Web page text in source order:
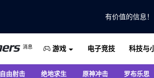
有价值的信息！
VC游戏新闻
消息
仅在 VCGamers 获取最新的游戏新闻
游戏 电子竞技 科技与
自由射击 绝地求生 原神冲击 罗布乐思